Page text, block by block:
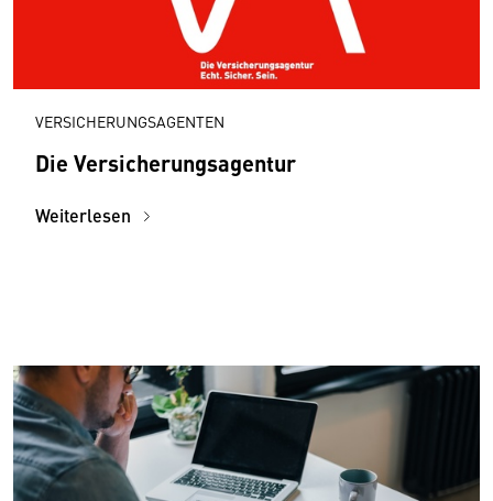
VERSICHERUNGSAGENTEN
Die Versicherungsagentur
Weiterlesen